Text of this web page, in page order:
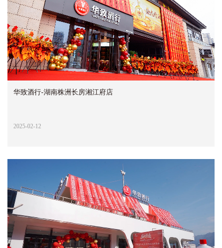
华致酒行-湖南株洲长房湘江府店
2025-02-12